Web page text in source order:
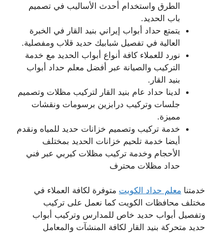
الطرق واستخدام أحدث الأساليب في تصميم
باب الحديد.
يتمتع حداد أبواب إيراني بنيد القار في الخبرة
العالية في تفصيل شبابيك حديد قلاب ومفصلية.
نورد للعملاء كافة أنواع أبواب الحديد مع خدمة
التركيب والصيانة عبر أفضل معلم حداد أبواب
بنيد القار.
لدينا حداد عام بنيد القار لتركيب مظلات وتصميم
جلسات وتركيب درابزين برسومات ونقشات
مميزة.
خدمة تركيب وتصميم خزانات حديد للمياه ونقدم
أيضا خدمة تلحيم خزانات الحديد بمختلف
الأحجام وخدمة تركيب مظلات كيربي عبر فني
حداد مظلات محترف
خدمتنا معلم حداد الكويت متوفرة لكافة العملاء في
مختلف محافظات الكويت كما نعمل على تركيب
وتفصيل أبواب حديد خاص للمدارس وتركيب أبواب
حديد متحركة بنيد القار لكافة المنشآت والمعامل